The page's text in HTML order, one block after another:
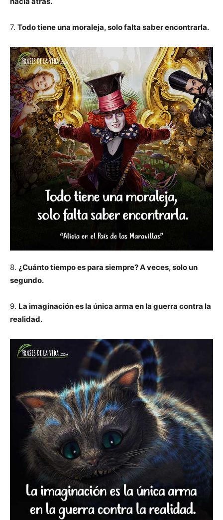
7. Todo tiene una moraleja, solo falta saber encontrarla.
8. ¿Cuánto tiempo es para siempre? A veces, solo un
segundo.
9. La imaginación es la única arma en la guerra contra la
realidad.